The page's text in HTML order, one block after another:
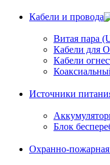
Кабели и провода
Витая пара
Кабели для
Кабели
Источники
Блок
Охранно-пожарная